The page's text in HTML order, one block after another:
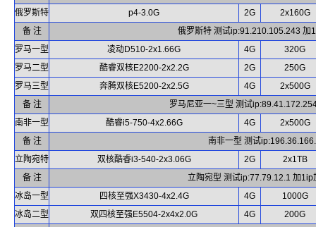
俄罗斯特
p4-3.0G 2G
2x160G
备 注
俄罗斯特 测试ip:91.210.105.243 加
罗马一型
凌动D510-2x1.66G 4G
320G
罗马二型
酷睿双核E2200-2x2.2G 2G
250G
罗马三型
奔腾双核E5200-2x2.5G 4G
2x500G
备 注
罗马尼亚一~三型 测试
南非一型
酷睿i5-750-4x2.66G 4G
2x500G
备 注
南非一型 测试
立陶宛特
双核酷睿i3-540-2x3.06G 2G
2x1TB
备 注
立陶宛型 测试ip:77.79.12.1 加1ip
冰岛一型
四核至强X3430-4x2.4G 4G
1000G
冰岛二型
双四核至强E5504-2x4x2.0G 4G
200G